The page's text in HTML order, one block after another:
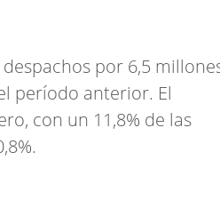
por 6,5
período anterior. El
con un 11,8% de las